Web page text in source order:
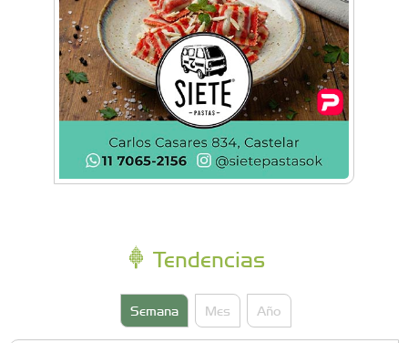
Tendencias
Semana Mes Año